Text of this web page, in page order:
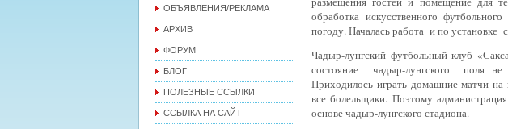
ОБЪЯВЛЕНИЯ/РЕКЛАМА
АРХИВ
ФОРУМ
БЛОГ
ПОЛЕЗНЫЕ ССЫЛКИ
ССЫЛКА НА САЙТ
обработка искусственного
погоду. Началась работа и по установке
Чадыр-лунгский футбольный клуб
состояние чадыр-лунгского поля не
Приходилось играть домашние матчи на
все болельщики. Поэтому
основе чадыр-лунгского стадиона.